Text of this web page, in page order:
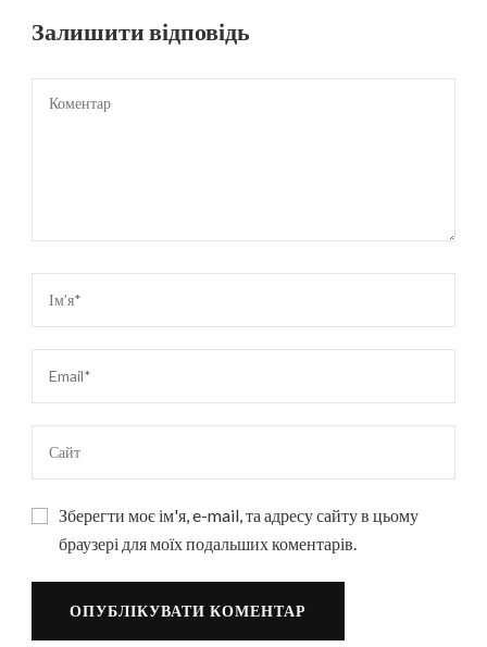
Залишити відповідь
Зберегти моє ім'я, e-mail, та адресу сайту в цьому
браузері для моїх подальших коментарів.